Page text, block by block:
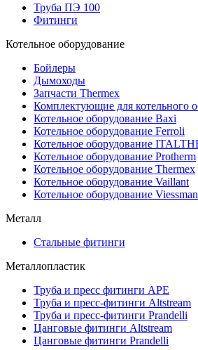
Труба ПЭ 100
Фитинги
Котельное оборудование
Бойлеры
Дымоходы
Запчасти Thermex
Комплектующие для котельного
Котельное оборудование Baxi
Котельное оборудование Ferroli
Котельное оборудование
Котельное оборудование Protherm
Котельное оборудование Thermex
Котельное оборудование Vaillant
Котельное оборудование
Металл
Стальные фитинги
Металлопластик
Труба и пресс фитинги APE
Труба и пресс-фитинги Altstream
Труба и пресс-фитинги Prandelli
Цанговые фитинги Altstream
Цанговые фитинги Prandelli